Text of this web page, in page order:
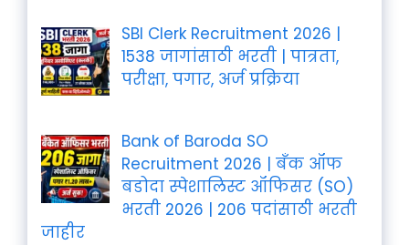
SBI Clerk Recruitment 2026 |
1538 जागांसाठी भरती | पात्रता,
परीक्षा, पगार, अर्ज प्रक्रिया
Bank of Baroda SO
Recruitment 2026 | बँक ऑफ
बडोदा स्पेशालिस्ट ऑफिसर (SO)
भरती 2026 | 206 पदांसाठी भरती
जाहीर